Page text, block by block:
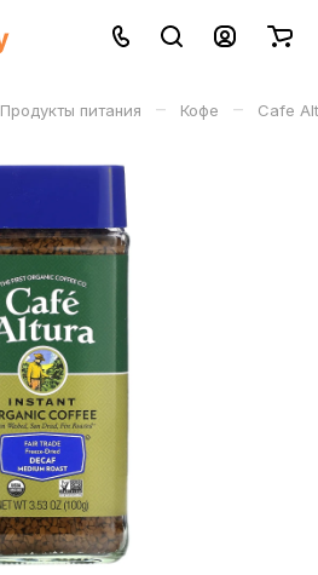
Продукты питания – Кофе – Cafe